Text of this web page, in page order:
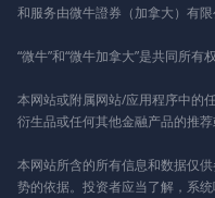
和服务由微牛證券（加拿大）有限
“微牛”和“微牛加拿大”是共同所有
本网站或附属网站/应用程序中的
衍生品或任何其他金融产品的推荐
本网站所含的所有信息和数据仅
势的依据。投资者应当了解，系